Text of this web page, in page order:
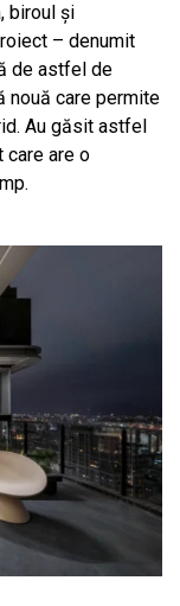
biroul și
– denumit
de astfel de
nouă care permite
Au găsit astfel
care are o